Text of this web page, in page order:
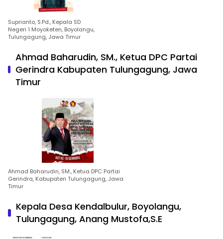
Suprianto, S.Pd., Kepala SD
Negeri 1 Moyoketen, Boyolangu,
Tulungagung, Jawa Timur
Ahmad Baharudin, SM., Ketua DPC Partai
Gerindra Kabupaten Tulungagung, Jawa
Timur
Ahmad Baharudin, SM., Ketua DPC Partai
Gerindra, Kabupaten Tulungagung, Jawa
Timur
Kepala Desa Kendalbulur, Boyolangu,
Tulungagung, Anang Mustofa,S.E